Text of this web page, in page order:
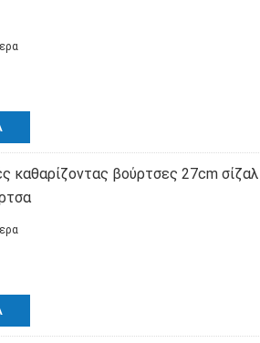
καθαρίζοντας βούρτσες 27cm